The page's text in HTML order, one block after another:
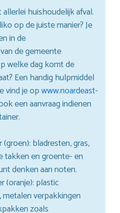
huishoudelijk afval.
op de juiste manier? Je
in de
de gemeente
welke dag komt de
Een handig hulpmiddel
vind je opwww.noardeast-
een aanvraag indienen
bladresten, gras,
takken en groente- en
denken aan noten.
(oranje): plastic
verpakkingen
zoals